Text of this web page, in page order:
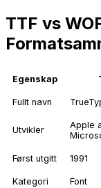
TTF vs
Egenskap
Fullt navn
Utvikler
Apple
Først utgitt 1991
Kategori Font